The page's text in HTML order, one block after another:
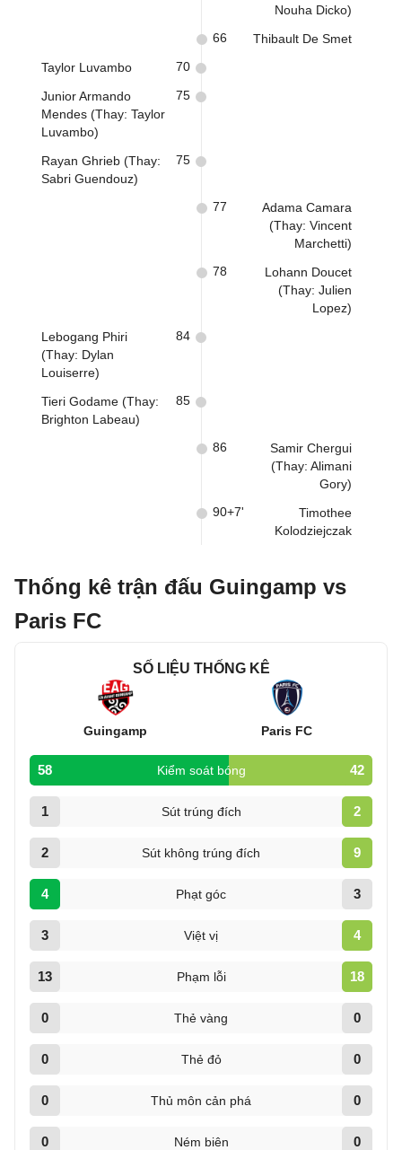
Nouha Dicko)
Thibault De Smet
66
Taylor Luvambo 70
Junior Armando
Mendes (Thay: Taylor
Luvambo)
75
Rayan Ghrieb (Thay:
Sabri Guendouz)
75
Adama Camara
(Thay: Vincent
Marchetti)
77
Lohann Doucet
(Thay: Julien
Lopez)
78
Lebogang Phiri
(Thay: Dylan
Louiserre)
84
Tieri Godame (Thay:
Brighton Labeau)
85
Samir Chergui
(Thay: Alimani
Gory)
86
Timothee
Kolodziejczak
90+7'
Thống kê trận đấu Guingamp vs
Paris FC
SỐ LIỆU THỐNG KÊ
Guingamp Paris FC
58 Kiểm soát bóng 42
1 Sút trúng đích 2
2 Sút không trúng đích 9
4 Phạt góc 3
3 Việt vị 4
13 Phạm lỗi 18
0 Thẻ vàng 0
0 Thẻ đỏ 0
0 Thủ môn cản phá 0
0 Ném biên 0